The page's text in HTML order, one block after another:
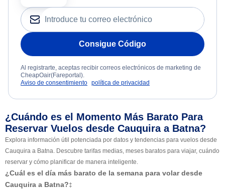
Consigue Código
Al registrarte, aceptas recibir correos electrónicos de marketing de
CheapOair(Fareportal).
Aviso de consentimiento política de privacidad
¿Cuándo es el Momento Más Barato Para
Reservar Vuelos desde Cauquira a Batna?
Explora información útil potenciada por datos y tendencias para vuelos desde
Cauquira a Batna. Descubre tarifas medias, meses baratos para viajar, cuándo
reservar y cómo planificar de manera inteligente.
¿Cuál es el día más barato de la semana para volar desde
Cauquira a Batna?‡